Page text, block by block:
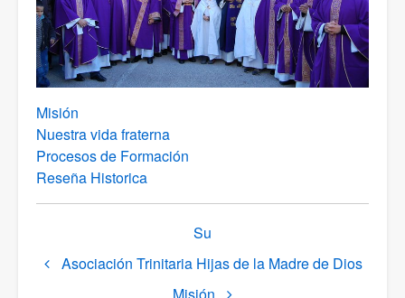
Misión
Nuestra vida fraterna
Procesos de Formación
Reseña Historica
attraversamento
Asociación Trinitaria Hijas de la Madre de Dios
Su